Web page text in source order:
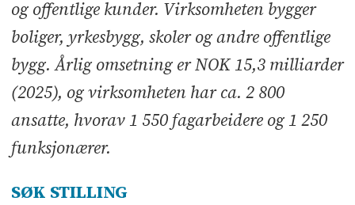
og offentlige kunder. Virksomheten bygger
boliger, yrkesbygg, skoler og andre offentlige
bygg. Årlig omsetning er NOK 15,3 milliarder
(2025), og virksomheten har ca. 2 800
ansatte, hvorav 1 550 fagarbeidere og 1 250
funksjonærer.
SØK STILLING